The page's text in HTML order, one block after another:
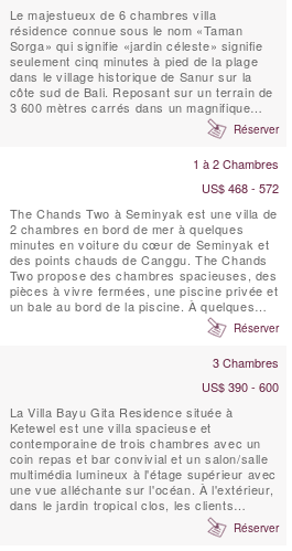
Le majestueux de 6 chambres villa
résidence connue sous le nom «Taman
Sorga» qui signifie «jardin céleste» signifie
seulement cinq minutes à pied de la plage
dans le village historique de Sanur sur la
côte sud de Bali. Reposant sur un terrain de
3 600 mètres carrés dans un magnifique
jardin tropical, la Villa Taman Sorga peutRéserver
1 à 2 Chambres
US$ 468 - 572
The Chands Two à Seminyak est une villa de
2 chambres en bord de mer à quelques
minutes en voiture du cœur de Seminyak et
des points chauds de Canggu. The Chands
Two propose des chambres spacieuses, des
pièces à vivre fermées, une piscine privée et
un bale au bord de la piscine. À quelques
pas de la plage, des restaurants locaux et
des bars de plage, vous pourrez passer des
tout en dégustant une cuisine locale et des
Réserver
3 Chambres
US$ 390 - 600
La Villa Bayu Gita Residence située à
Ketewel est une villa spacieuse et
contemporaine de trois chambres avec un
coin repas et bar convivial et un salon/salle
multimédia lumineux à l'étage supérieur avec
une vue alléchante sur l'océan. À l'extérieur,
dans le jardin tropical clos, les clients
peuvent se glisser dans l'eau rafraîchissante
de la piscine de 11 mètres pour une
Réserver